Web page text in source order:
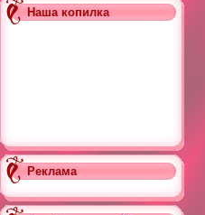
Наша копилка
Реклама